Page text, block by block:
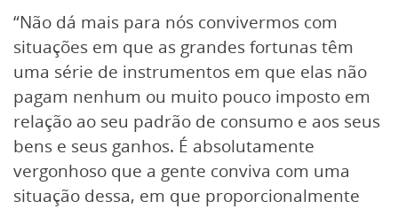
“Não dá mais para nós convivermos com
situações em que as grandes fortunas têm
uma série de instrumentos em que elas não
pagam nenhum ou muito pouco imposto em
relação ao seu padrão de consumo e aos seus
bens e seus ganhos. É absolutamente
vergonhoso que a gente conviva com uma
situação dessa, em que proporcionalmente